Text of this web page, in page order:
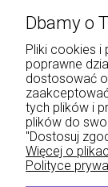
Wojciech Naja -
Dbamy o
Pliki cookies i
poprawne
dostosować
tych plików i
plików do
"Dostosuj
Więcej o
Polityce